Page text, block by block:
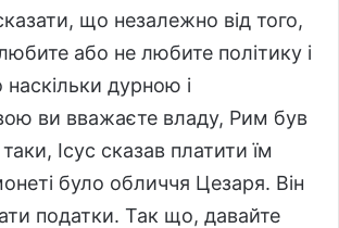
що незалежно від того,
або не любите політику і
наскільки дурною і
ви вважаєте владу, Рим був
Ісус сказав платити їм
було обличчя Цезаря. Він
податки. Так що, давайте